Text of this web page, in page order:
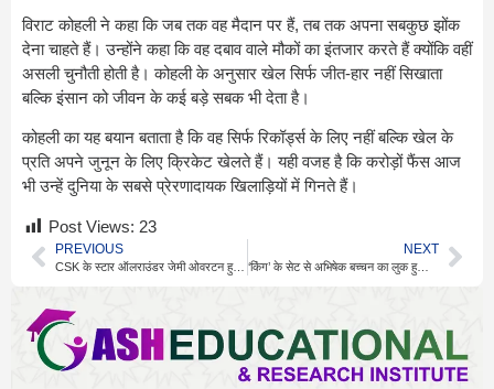
विराट कोहली ने कहा कि जब तक वह मैदान पर हैं, तब तक अपना सबकुछ झोंक
देना चाहते हैं। उन्होंने कहा कि वह दबाव वाले मौकों का इंतजार करते हैं क्योंकि वहीं
असली चुनौती होती है। कोहली के अनुसार खेल सिर्फ जीत-हार नहीं सिखाता
बल्कि इंसान को जीवन के कई बड़े सबक भी देता है।
कोहली का यह बयान बताता है कि वह सिर्फ रिकॉर्ड्स के लिए नहीं बल्कि खेल के
प्रति अपने जुनून के लिए क्रिकेट खेलते हैं। यही वजह है कि करोड़ों फैंस आज
भी उन्हें दुनिया के सबसे प्रेरणादायक खिलाड़ियों में गिनते हैं।
Post Views: 23
PREVIOUS
CSK के स्टार ऑलराउंडर जेमी ओवरटन हुए बाहर
NEXT
‘किंग’ के सेट से अभिषेक बच्चन का लुक हुआ वायरल